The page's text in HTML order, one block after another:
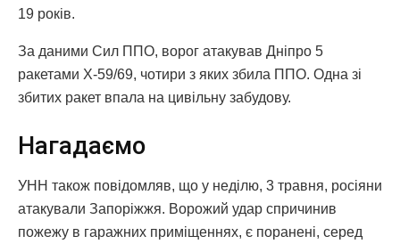
19 років.
За даними Сил ППО, ворог атакував Дніпро 5
ракетами Х-59/69, чотири з яких збила ППО. Одна зі
збитих ракет впала на цивільну забудову.
Нагадаємо
УНН також повідомляв, що у неділю, 3 травня, росіяни
атакували Запоріжжя. Ворожий удар спричинив
пожежу в гаражних приміщеннях, є поранені, серед